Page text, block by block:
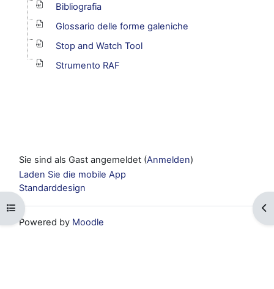
Kursindex öffnen
Bibliografia
Glossario delle forme galeniche
Stop and Watch Tool
Strumento RAF
Sie sind als Gast angemeldet (Anmelden)
Laden Sie die mobile App
Standarddesign
Powered by Moodle